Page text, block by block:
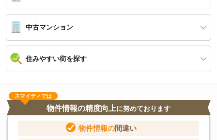
中古マンション
住みやすい街を探す
スマイティでは
物件情報の精度向上に努めております
物件情報の間違い